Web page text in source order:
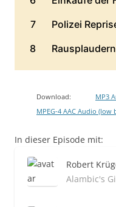
Download: MP3
MPEG-4 AAC Audio
In dieser Episode mit:
Robert
Alambic's